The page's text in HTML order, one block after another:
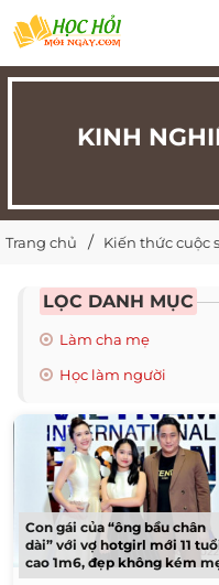
KINH
Trang chủ Kiến thức cuộc
LỌC DANH MỤC
Làm cha mẹ
Học làm người
Con gái của “ông bầu chân
dài” với vợ hotgirl mới 11
cao 1m6, đẹp không kém